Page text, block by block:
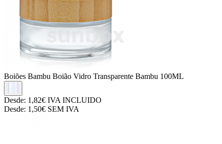
Boiões Bambu Boião Vidro Transparente Bambu 100ML
Desde: 1,82€ IVA INCLUIDO
Desde: 1,50€ SEM IVA